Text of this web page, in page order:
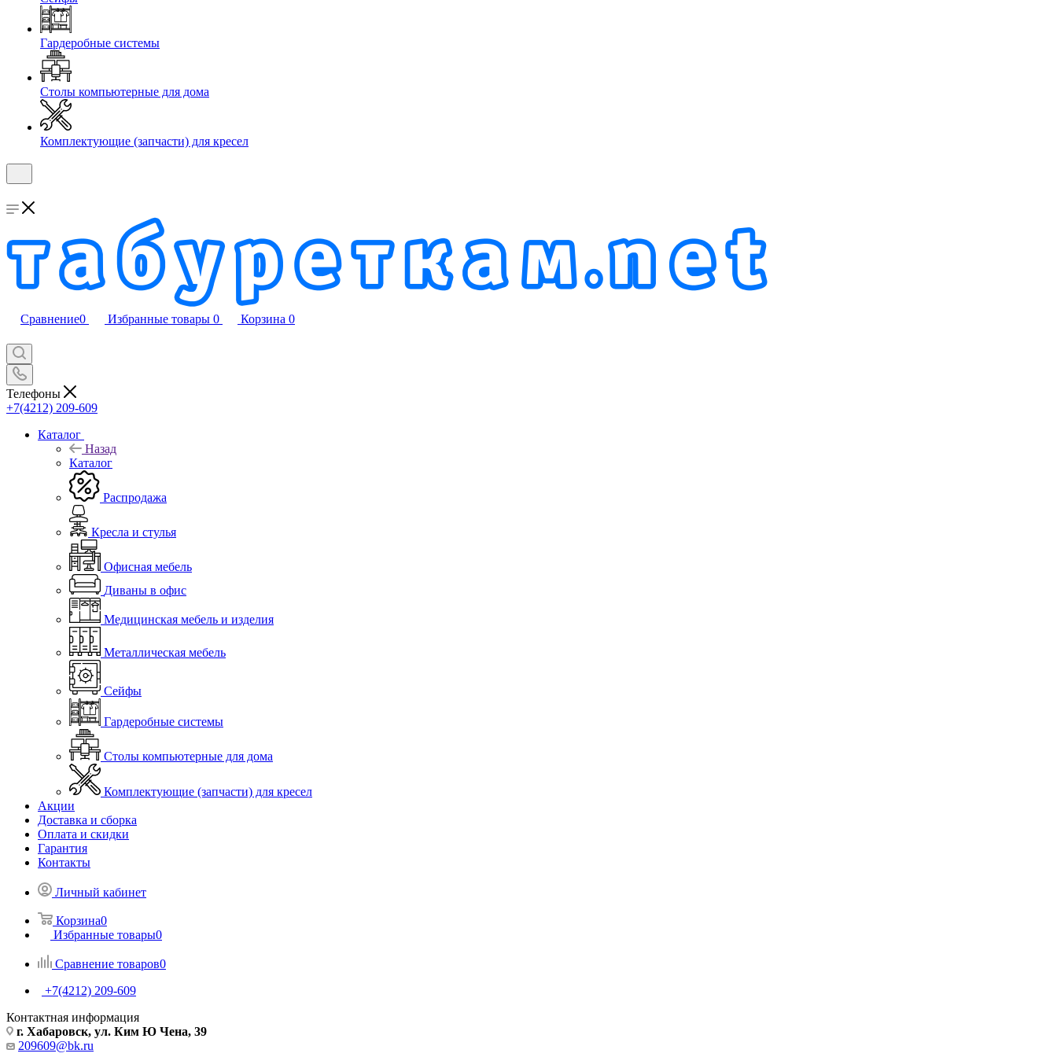
Гардеробные системы
Столы компьютерные для дома
Комплектующие (запчасти) для кресел
Сравнение0 Избранные товары 0 Корзина 0
Телефоны
+7(4212) 209-609
Каталог
Назад
Каталог
Распродажа
Кресла и стулья
Офисная мебель
Диваны в офис
Медицинская мебель и изделия
Металлическая мебель
Сейфы
Гардеробные системы
Столы компьютерные для дома
Комплектующие (запчасти) для кресел
Акции
Доставка и сборка
Оплата и скидки
Гарантия
Контакты
Личный кабинет
Корзина0
Избранные товары0
Сравнение товаров0
+7(4212) 209-609
Контактная информация
г. Хабаровск, ул. Ким Ю Чена, 39
209609@bk.ru